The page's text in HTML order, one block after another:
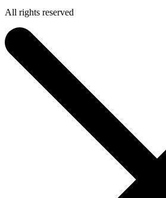
All rights reserved